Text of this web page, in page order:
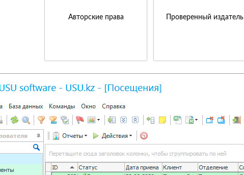
Авторские права Проверенный издатель